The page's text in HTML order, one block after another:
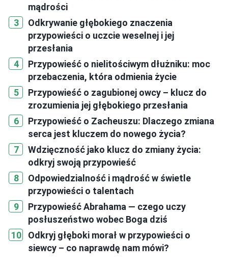
mądrości
Odkrywanie głębokiego znaczenia
przypowieści o uczcie weselnej i jej
przesłania
Przypowieść o nielitościwym dłużniku: moc
przebaczenia, która odmienia życie
Przypowieść o zagubionej owcy – klucz do
zrozumienia jej głębokiego przesłania
Przypowieść o Zacheuszu: Dlaczego zmiana
serca jest kluczem do nowego życia?
Wdzięczność jako klucz do zmiany życia:
odkryj swoją przypowieść
Odpowiedzialność i mądrość w świetle
przypowieści o talentach
Przypowieść Abrahama — czego uczy
posłuszeństwo wobec Boga dziś
Odkryj głęboki morał w przypowieści o
siewcy – co naprawdę nam mówi?